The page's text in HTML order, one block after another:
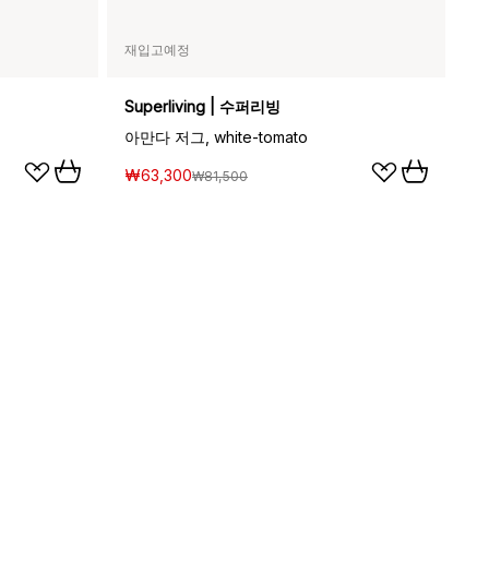
재입고예정
Superliving | 수퍼리빙
아만다 저그, white-tomato
₩63,300₩81,500